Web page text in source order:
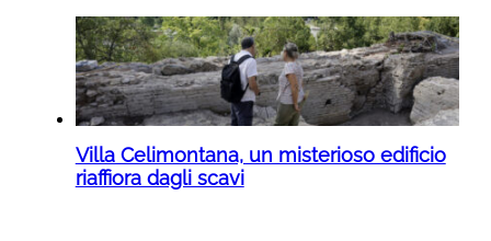
Villa Celimontana, un misterioso edificio
riaffiora dagli scavi